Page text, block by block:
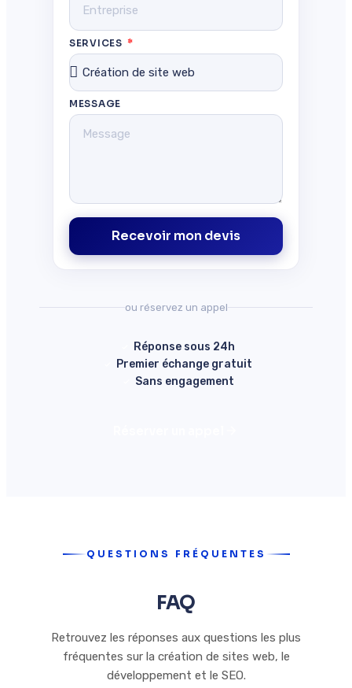
SERVICES
MESSAGE
Recevoir mon devis
ou réservez un appel
Réponse sous 24h
Premier échange gratuit
Sans engagement
QUESTIONS FRÉQUENTES
FAQ
Retrouvez les réponses aux questions les plus
fréquentes sur la création de sites web, le
développement et le SEO.